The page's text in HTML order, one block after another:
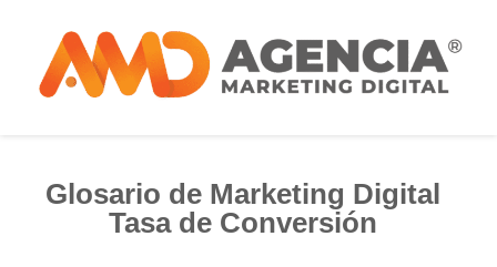
Glosario de Marketing Digital
Tasa de Conversión